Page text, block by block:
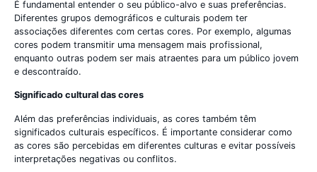
É fundamental entender o seu público-alvo e suas preferências.
Diferentes grupos demográficos e culturais podem ter
associações diferentes com certas cores. Por exemplo, algumas
cores podem transmitir uma mensagem mais profissional,
enquanto outras podem ser mais atraentes para um público jovem
e descontraído.
Significado cultural das cores
Além das preferências individuais, as cores também têm
significados culturais específicos. É importante considerar como
as cores são percebidas em diferentes culturas e evitar possíveis
interpretações negativas ou conflitos.